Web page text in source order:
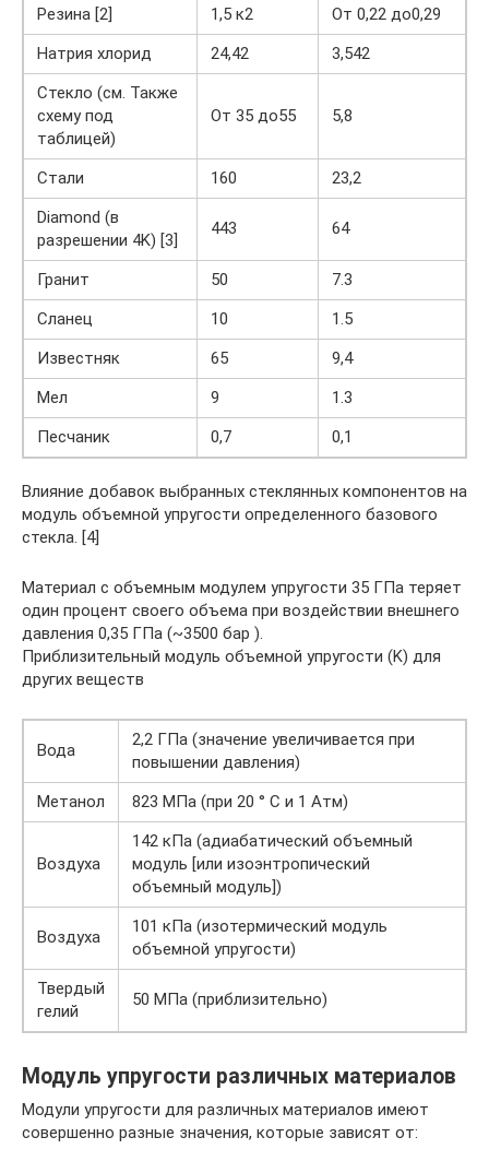
Резина [2]
1,5 к2
От 0,22 до0,29
Натрия хлорид
24,42
3,542
Стекло (см. Также
схему под
таблицей)
От 35 до55 5,8
Стали 160
23,2
Diamond (в
разрешении 4K) [3]
443 64
Гранит 50
7.3
Сланец
10
1.5
Известняк
65
9,4
Мел
9
1.3
Песчаник
0,7 0,1
Влияние добавок выбранных стеклянных компонентов на
модуль объемной упругости определенного базового
стекла. [4]
Материал с объемным модулем упругости 35 ГПа теряет
один процент своего объема при воздействии внешнего
давления 0,35 ГПа (~3500 бар ).
Приблизительный модуль объемной упругости (K) для
других веществ
Вода
2,2 ГПа (значение увеличивается при
повышении давления)
Метанол
823 МПа (при 20 ° C и 1 Атм)
Воздуха
142 кПа (адиабатический объемный
модуль [или изоэнтропический
объемный модуль])
Воздуха
101 кПа (изотермический модуль
объемной упругости)
Твердый
гелий
50 МПа (приблизительно)
Модуль упругости различных материалов
Модули упругости для различных материалов имеют
совершенно разные значения, которые зависят от: